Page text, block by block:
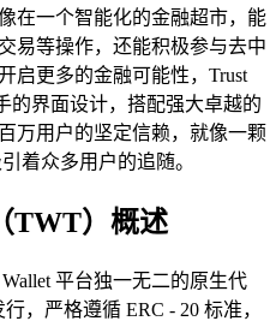
在一个智能化的金融超市，能
易等操作，还能积极参与去中
启更多的金融可能性，Trust
的界面设计，搭配强大卓越的
万用户的坚定信赖，就像一颗
着众多用户的追随。
TWT）概述
Wallet 平台独一无二的原生代
，严格遵循 ERC - 20 标准，